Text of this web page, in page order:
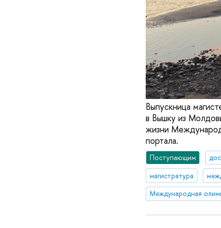
Выпускница
в Вышку из
жизни
портала.
Поступающим
магистратура